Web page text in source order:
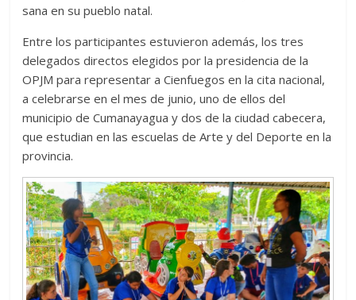
sana en su pueblo natal.
Entre los participantes estuvieron además, los tres
delegados directos elegidos por la presidencia de la
OPJM para representar a Cienfuegos en la cita nacional,
a celebrarse en el mes de junio, uno de ellos del
municipio de Cumanayagua y dos de la ciudad cabecera,
que estudian en las escuelas de Arte y del Deporte en la
provincia.